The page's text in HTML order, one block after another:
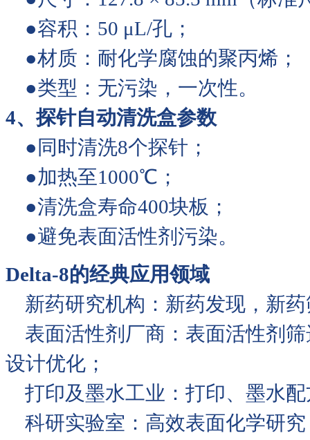
●容积：50 μL/孔；
●材质：耐化学腐蚀的
●类型：无污染，一次性。
4、探针自动清洗盒参数
●同时清洗8个探
●加热至1000℃；
●清洗盒寿命400块
●避免表面活性剂污染。
Delta-8的经典应用领域
新药研究机构：新药发现，新
表面活性剂厂商：表面活性剂
设计优化；
打印及墨水工业：打印、墨水配
科研实验室：高效表面化学研